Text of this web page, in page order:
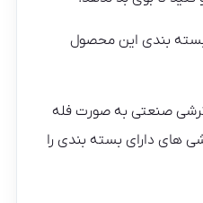
بندی این محصول
صنعتی به صورت فله
های دارای بسته بندی را